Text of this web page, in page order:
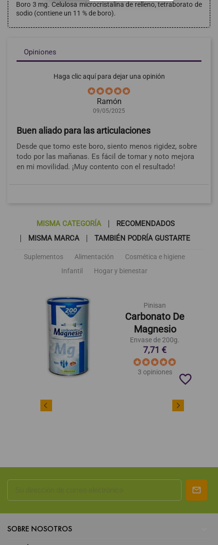
Boro 3 mg. Celulosa microcristalina de relleno, tetraborato de
sodio (contiene un 11 % de boro).
Opiniones
Haga clic aquí para dejar una opinión
Ramón
09/05/2025
Buen aliado para las articulaciones
Desde que tomo este boro, siento menos rigidez, sobre
todo por las mañanas. Es fácil de tomar y noto mejora
en mi movilidad. ¡Muy contento con el resultado!
MISMA CATEGORÍA
RECOMENDADOS
MISMA MARCA
TAMBIÉN PODRÍA GUSTARTE
Suplementos Alimentación
Cosmética e higiene
Infantil
Hogar y bienestar
Pinisan
Carbonato De
Magnesio
Envase de 200g.
7,71 €
3 opiniones
favorite_border
SOBRE NOSOTROS